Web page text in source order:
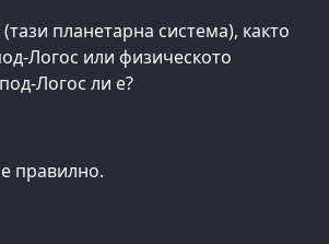
планетарна система), както
Логос или физическото
Логос ли е?
правилно.